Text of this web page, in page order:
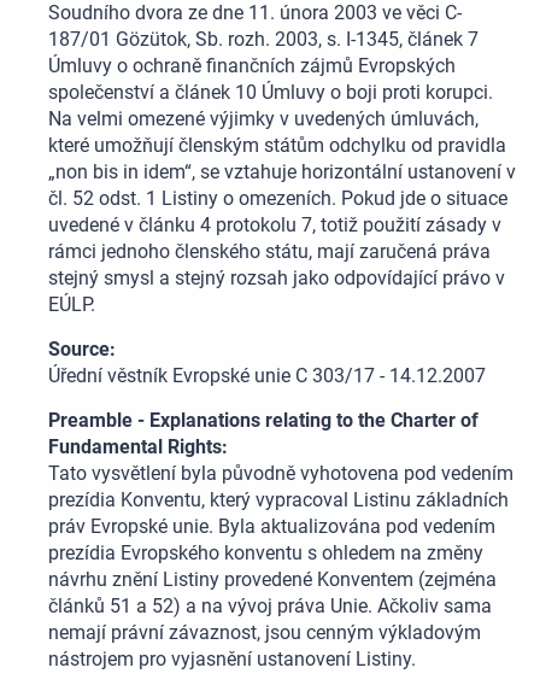
Soudního dvora ze dne 11. února 2003 ve věci C-
187/01 Gözütok, Sb. rozh. 2003, s. I-1345, článek 7
Úmluvy o ochraně finančních zájmů Evropských
společenství a článek 10 Úmluvy o boji proti korupci.
Na velmi omezené výjimky v uvedených úmluvách,
které umožňují členským státům odchylku od pravidla
„non bis in idem“, se vztahuje horizontální ustanovení v
čl. 52 odst. 1 Listiny o omezeních. Pokud jde o situace
uvedené v článku 4 protokolu 7, totiž použití zásady v
rámci jednoho členského státu, mají zaručená práva
stejný smysl a stejný rozsah jako odpovídající právo v
EÚLP.
Source:
Úřední věstník Evropské unie C 303/17 - 14.12.2007
Preamble - Explanations relating to the Charter of
Fundamental Rights:
Tato vysvětlení byla původně vyhotovena pod vedením
prezídia Konventu, který vypracoval Listinu základních
práv Evropské unie. Byla aktualizována pod vedením
prezídia Evropského konventu s ohledem na změny
návrhu znění Listiny provedené Konventem (zejména
článků 51 a 52) a na vývoj práva Unie. Ačkoliv sama
nemají právní závaznost, jsou cenným výkladovým
nástrojem pro vyjasnění ustanovení Listiny.